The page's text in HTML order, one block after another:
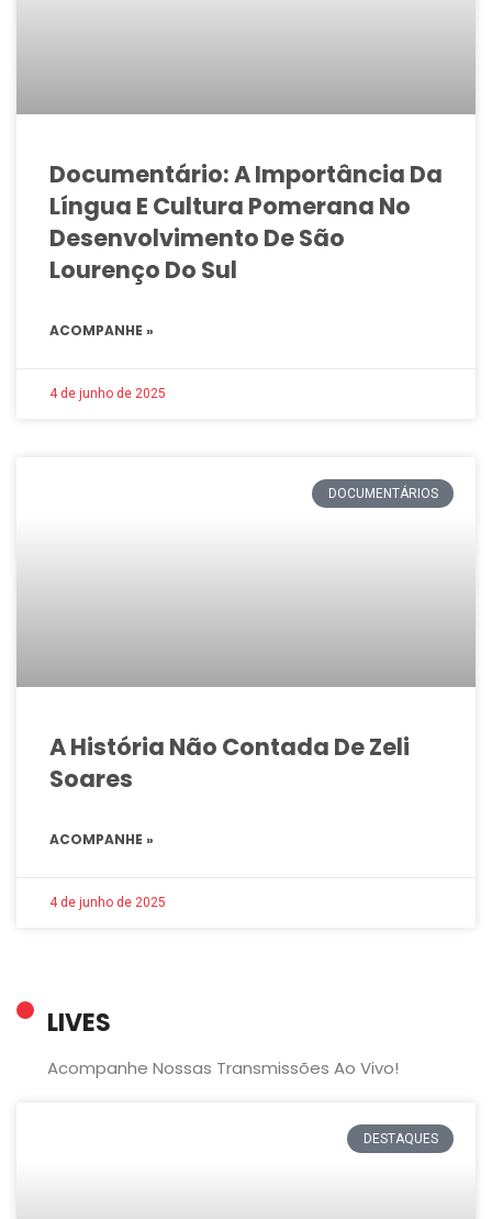
Documentário: A Importância Da
Língua E Cultura Pomerana No
Desenvolvimento De São
Lourenço Do Sul
ACOMPANHE »
4 de junho de 2025
DOCUMENTÁRIOS
A História Não Contada De Zeli
Soares
ACOMPANHE »
4 de junho de 2025
LIVES
Acompanhe Nossas Transmissões Ao Vivo!
DESTAQUES